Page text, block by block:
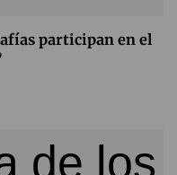
participan en el